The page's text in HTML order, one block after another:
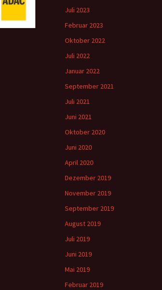
Juli 2023
Februar 2023
Oktober 2022
Juli 2022
Januar 2022
September 2021
Juli 2021
Juni 2021
Oktober 2020
Juni 2020
April 2020
Dezember 2019
November 2019
September 2019
August 2019
Juli 2019
Juni 2019
Mai 2019
Februar 2019